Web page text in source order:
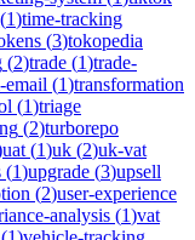
(1)time-tracking
(3)tokopedia
(2)trade (1)trade-
email (1)transformation
(1)triage
(2)turborepo
uat (1)uk (2)uk-vat
(1)upgrade (3)upsell
(2)user-experience
analysis (1)vat